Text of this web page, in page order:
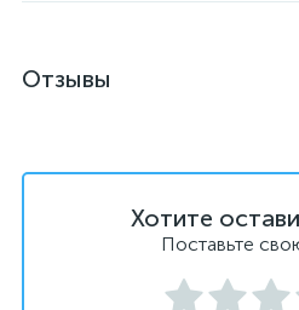
Отзывы
Хотите
Поставьте